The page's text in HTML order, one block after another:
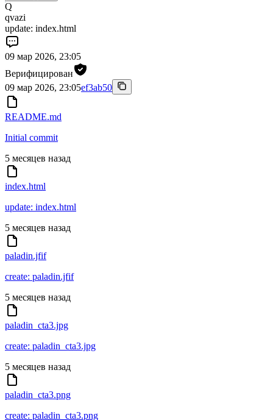
Q
qvazi
update: index.html
09 мар 2026, 23:05
Верифицирован
09 мар 2026, 23:05ef3ab50
README.md
Initial commit
5 месяцев назад
index.html
update: index.html
5 месяцев назад
paladin.jfif
create: paladin.jfif
5 месяцев назад
paladin_cta3.jpg
create: paladin_cta3.jpg
5 месяцев назад
paladin_cta3.png
create: paladin_cta3.png